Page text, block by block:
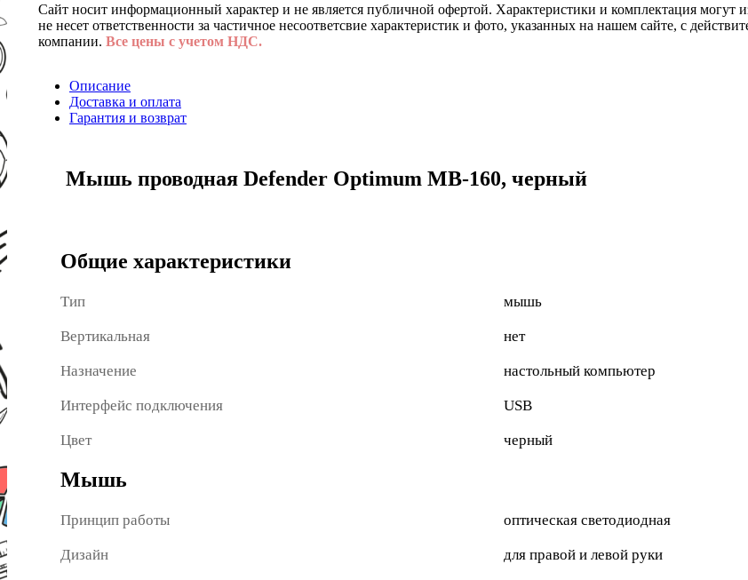
Сайт носит информационный характер и не является публичной офертой. Характеристики и комплектация могут
не несет ответственности за частичное несоответсвие характеристик и фото, указанных на нашем сайте, с
компании. Все цены с учетом НДС.
Описание
Доставка и оплата
Гарантия и возврат
Мышь проводная Defender Optimum MB-160, черный
Общие характеристики
Тип мышь
Вертикальная нет
Назначение настольный компьютер
Интерфейс подключения USB
Цвет черный
Мышь
Принцип работы оптическая светодиодная
Дизайн для правой и левой руки